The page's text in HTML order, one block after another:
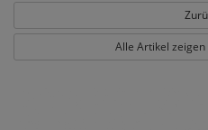
Alle Artikel